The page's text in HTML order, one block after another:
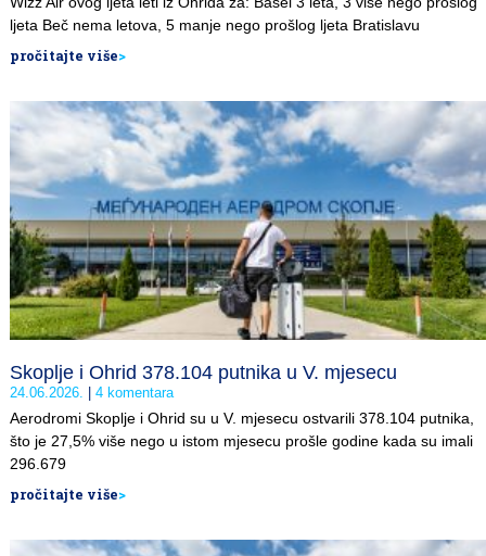
ljeta Beč nema letova, 5 manje nego prošlog ljeta Bratislavu
pročitajte više>
Skoplje i Ohrid 378.104 putnika u V. mjesecu
24.06.2026. 4 komentara
Aerodromi Skoplje i Ohrid su u V. mjesecu ostvarili 378.104 putnika,
što je 27,5% više nego u istom mjesecu prošle godine kada su imali
296.679
pročitajte više>